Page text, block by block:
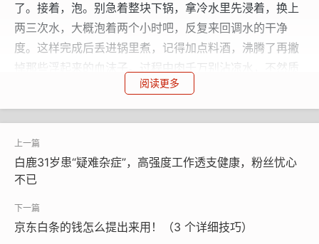
了。接着，泡。别急着整块下锅，拿冷水里先浸着，换上
两三次水，大概泡着两个小时吧，反复来回调水的干净
度。这样完成后丢进锅里煮，记得加点料酒，沸腾了再撇
掉那些浮起来的血沫子。过程中肉千万别沾凉水，不然质
地就容易变得硬邦邦。
接下来就是整锅调料的问题了。常备调料我估计大家
都有，都不用特意去买什么离谱的香草啥的，只需要像生
点花椒、葱段和盐。热水一定要没过牛肉块，放入调料后
开火慢炖，气味逐渐弥散开的时候差不多隔海也能闻着香
阅读更多
白鹿31岁患“疑难杂症”，高强度工作透支健康，粉丝忧心
不已
京东白条的钱怎么提出来用！（3 个详细技巧）